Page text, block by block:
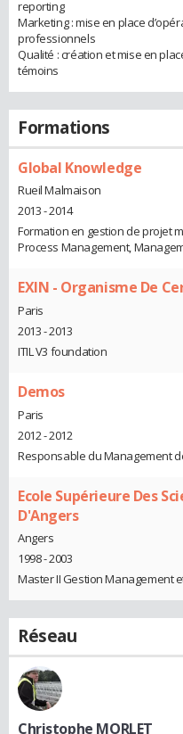
reporting
Marketing : mise en place
professionnels
Qualité : création et mise en
témoins
Formations
Global Knowledge
Rueil Malmaison
2013 - 2014
Formation en gestion de projet
Process Management,
EXIN - Organisme De
Paris
2013 - 2013
ITIL V3 foundation
Demos
Paris
2012 - 2012
Responsable du Management
Ecole Supérieure Des
D'Angers
Angers
1998 - 2003
Master II Gestion Management
Réseau
Christophe MORLET